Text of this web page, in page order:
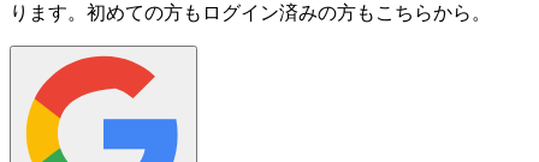
ります。初めての方もログイン済みの方もこちらから。